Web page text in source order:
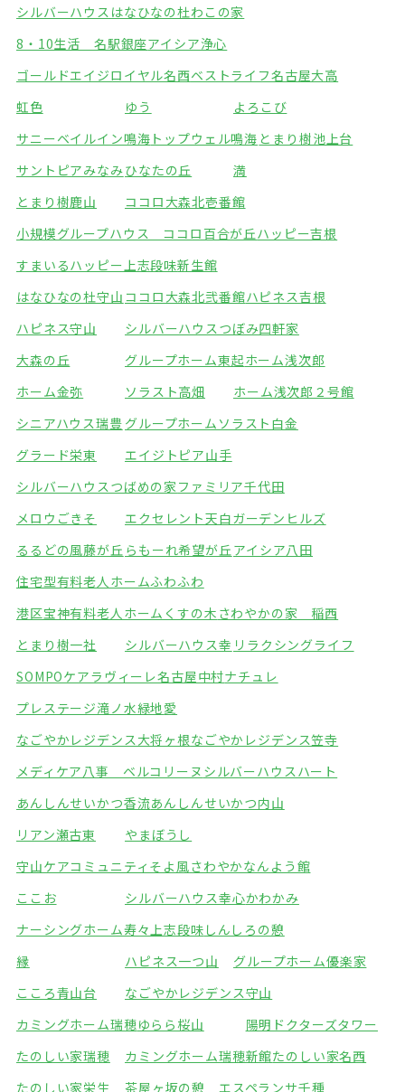
シルバーハウスはなひなの杜わこの家
8・10生活 名駅銀座アイシア浄心
ゴールドエイジロイヤル名西ベストライフ名古屋大高
虹色
ゆう
よろこび
サニーベイルイン鳴海 トップウェル鳴海 とまり樹池上台
サントピアみなみひなたの丘
満
とまり樹鹿山
ココロ大森北壱番館
小規模グループハウス ココロ百合が丘ハッピー吉根
すまいるハッピー上志段味新生館
はなひなの杜守山 ココロ大森北弐番館ハピネス吉根
ハピネス守山
シルバーハウスつぼみ四軒家
大森の丘
グループホーム東起ホーム浅次郎
ホーム金弥
ソラスト高畑
ホーム浅次郎２号館
シニアハウス瑞豊 グループホームソラスト白金
グラード栄東
エイジトピア山手
シルバーハウスつばめの家ファミリア千代田
メロウごきそ
エクセレント天白ガーデンヒルズ
るるどの風藤が丘 らもーれ希望が丘アイシア八田
住宅型有料老人ホームふわふわ
港区宝神有料老人ホームくすの木 さわやかの家 稲西
とまり樹一社
シルバーハウス幸 リラクシングライフ
SOMPOケアラヴィーレ名古屋中村ナチュレ
プレステージ滝ノ水緑地愛
なごやかレジデンス大将ヶ根なごやかレジデンス笠寺
メディケア八事 ベルコリーヌ シルバーハウスハート
あんしんせいかつ香流あんしんせいかつ内山
リアン瀬古東
やまぼうし
守山ケアコミュニティそよ風さわやかなんよう館
ここお
シルバーハウス幸心かわかみ
ナーシングホーム寿々上志段味 しんしろの憩
縁
ハピネス一つ山
グループホーム優楽家
こころ青山台
なごやかレジデンス守山
カミングホーム瑞穂ゆらら桜山
陽明ドクターズタワー
たのしい家瑞穂
カミングホーム瑞穂新館たのしい家名西
たのしい家栄生
茶屋ヶ坂の憩 エスペランサ千種